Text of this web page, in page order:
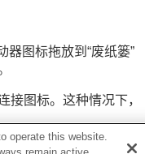
器图标拖放到“废纸篓”
接图标。这种情况下，
机上拔下USB连接线。
operate this website.